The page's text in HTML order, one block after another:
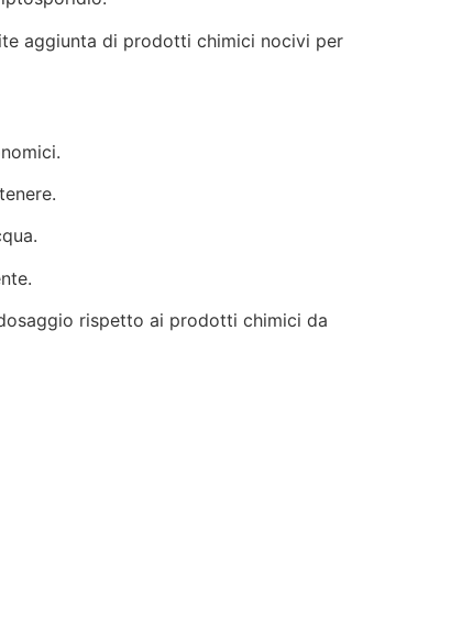
aggiunta di prodotti chimici nocivi per
rispetto ai prodotti chimici da